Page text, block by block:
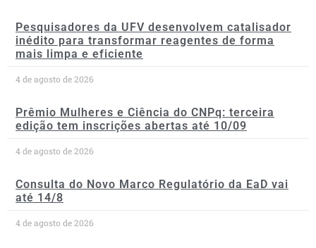
Pesquisadores da UFV desenvolvem catalisador
inédito para transformar reagentes de forma
mais limpa e eficiente
4 de agosto de 2026
Prêmio Mulheres e Ciência do CNPq: terceira
edição tem inscrições abertas até 10/09
4 de agosto de 2026
Consulta do Novo Marco Regulatório da EaD vai
até 14/8
4 de agosto de 2026